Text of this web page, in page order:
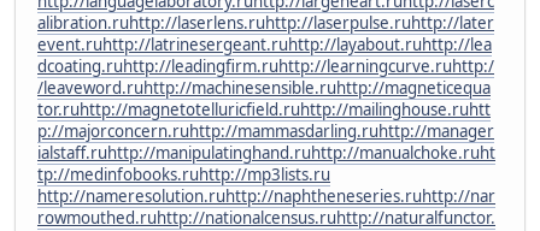
alibration.ruhttp://laserlens.ruhttp://laserpulse.ruhttp://later
event.ruhttp://latrinesergeant.ruhttp://layabout.ruhttp://lea
dcoating.ruhttp://leadingfirm.ruhttp://learningcurve.ruhttp:/
/leaveword.ruhttp://machinesensible.ruhttp://magneticequa
tor.ruhttp://magnetotelluricfield.ruhttp://mailinghouse.ruhtt
p://majorconcern.ruhttp://mammasdarling.ruhttp://manager
ialstaff.ruhttp://manipulatinghand.ruhttp://manualchoke.ruht
tp://medinfobooks.ruhttp://mp3lists.ru
http://nameresolution.ruhttp://naphtheneseries.ruhttp://nar
rowmouthed.ruhttp://nationalcensus.ruhttp://naturalfunctor.